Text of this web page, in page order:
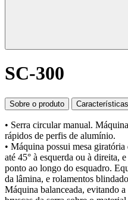
SC-300
Sobre o produto
• Serra circular manual.
rápidos de perfis de alumínio.
• Máquina possui mesa
até 45° à esquerda ou à direita,
ponto ao longo do esquadro.
da lâmina, e rolamentos
Máquina balanceada, evitando